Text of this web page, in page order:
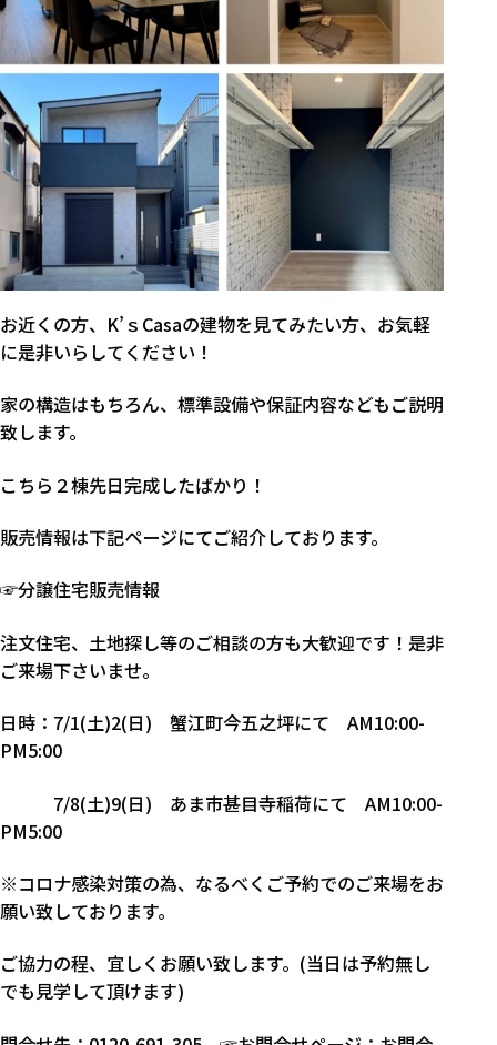
お近くの方、K’ｓCasaの建物を見てみたい方、お気軽
に是非いらしてください！
家の構造はもちろん、標準設備や保証内容などもご説明
致します。
こちら２棟先日完成したばかり！
販売情報は下記ページにてご紹介しております。
☞分譲住宅販売情報
注文住宅、土地探し等のご相談の方も大歓迎です！是非
ご来場下さいませ。
日時：7/1(土)2(日) 蟹江町今五之坪にて AM10:00-
PM5:00
7/8(土)9(日) あま市甚目寺稲荷にて AM10:00-
PM5:00
※コロナ感染対策の為、なるべくご予約でのご来場をお
願い致しております。
ご協力の程、宜しくお願い致します。(当日は予約無し
でも見学して頂けます)